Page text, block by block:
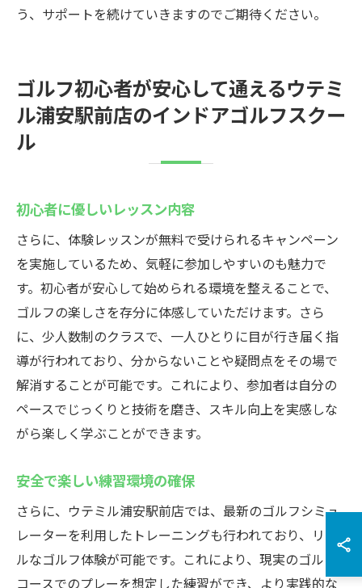
う、サポートを続けていきますのでご期待ください。
ゴルフ初心者が安心して通えるウテミ
ル浦安駅前店のインドアゴルフスクー
ル
初心者に優しいレッスン内容
さらに、体験レッスンが無料で受けられるキャンペーン
を実施しているため、気軽に参加しやすいのも魅力で
す。初心者が安心して始められる環境を整えることで、
ゴルフの楽しさを存分に体感していただけます。さら
に、少人数制のクラスで、一人ひとりに目が行き届く指
導が行われており、分からないことや疑問点をその場で
解消することが可能です。これにより、参加者は自分の
ペースでじっくりと技術を磨き、スキル向上を実感しな
がら楽しく学ぶことができます。
安全で楽しい練習環境の確保
さらに、ウテミル浦安駅前店では、最新のゴルフシミュ
レーターを利用したトレーニングも行われており、リア
ルなゴルフ体験が可能です。これにより、現実のゴルフ
コースでのプレーを想定した練習ができ、より実践的な